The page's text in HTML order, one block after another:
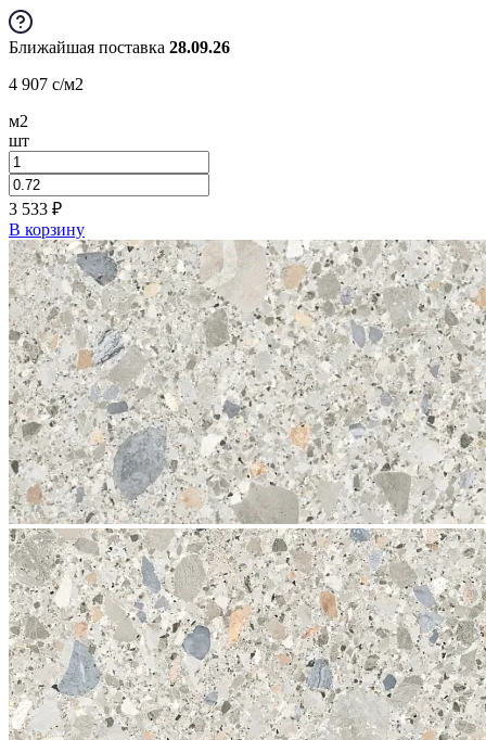
Ближайшая поставка 28.09.26
4 907 c/м2
м2
шт
3 533 ₽
В корзину